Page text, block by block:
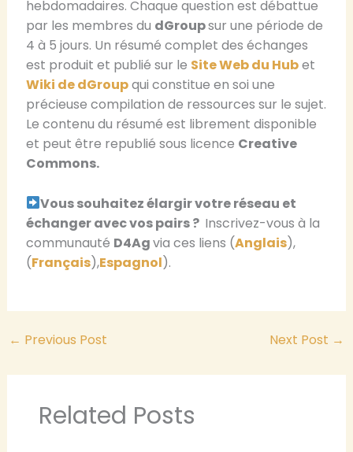
hebdomadaires. Chaque question est débattue
par les membres du dGroupsur une période de
4 à 5 jours. Un résumé complet des échanges
est produit et publié sur le Site Web du Hubet
Wiki de dGroupqui constitue en soi une
précieuse compilation de ressources sur le sujet.
Le contenu du résumé est librement disponible
et peut être republié sous licence Creative
Commons.
Vous souhaitez élargir votre réseau et
échanger avec vos pairs ? Inscrivez-vous à la
communauté D4Agvia ces liens (Anglais),
(Français),Espagnol).
← Previous Post Next Post →
Related Posts